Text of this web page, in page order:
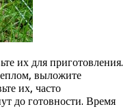
их для приготовления.
выложите
их, часто
до готовности. Время